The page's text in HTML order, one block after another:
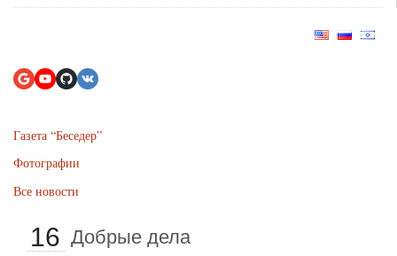
Газета “Беседер”
Фотографии
Все новости
16 Добрые дела